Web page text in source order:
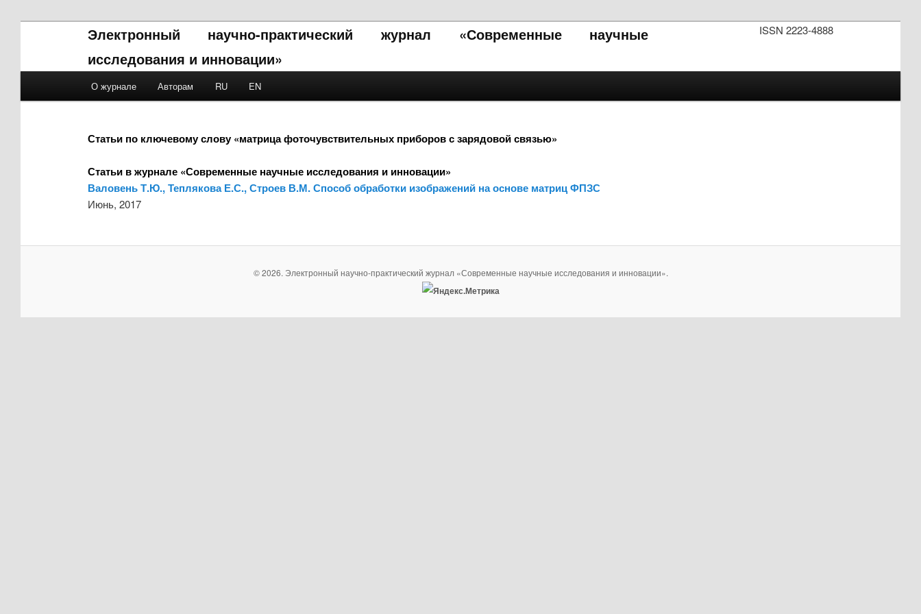
ISSN 2223-4888
Электронный научно-практический журнал «Современные научные
исследования и инновации»
Skip to primary content
Skip to secondary content
О журнале Авторам RU EN
Статьи по ключевому слову «матрица фоточувствительных приборов с зарядовой связью»
Статьи в журнале «Современные научные исследования и инновации»
Валовень Т.Ю., Теплякова Е.С., Строев В.М. Способ обработки изображений на основе матриц ФПЗС
Июнь, 2017
© 2026. Электронный научно-практический журнал «Современные научные исследования и инновации».